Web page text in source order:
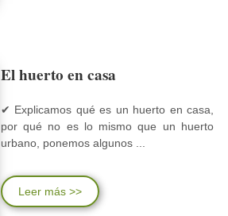
El huerto en casa
✔ Explicamos qué es un huerto en casa,
por qué no es lo mismo que un huerto
urbano, ponemos algunos ...
Leer más >>